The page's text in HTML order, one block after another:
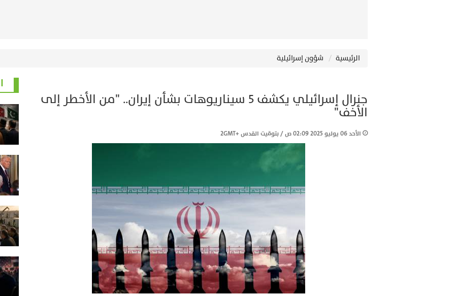
الرئيسية شؤون إسرائيلية
جنرال إسرائيلي يكشف 5 سيناريوهات بشأن إيران.. "من الأخطر إلى
الأخف"
الأحد 06 يوليو 2025 02:09 ص / بتوقيت القدس +2GMT